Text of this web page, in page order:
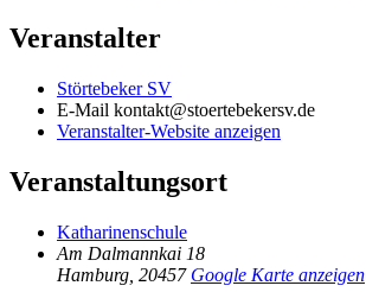
Veranstalter
Störtebeker SV
E-Mail kontakt@stoertebekersv.de
Veranstalter-Website anzeigen
Veranstaltungsort
Katharinenschule
Am Dalmannkai 18
Hamburg 20457 Google Karte anzeigen